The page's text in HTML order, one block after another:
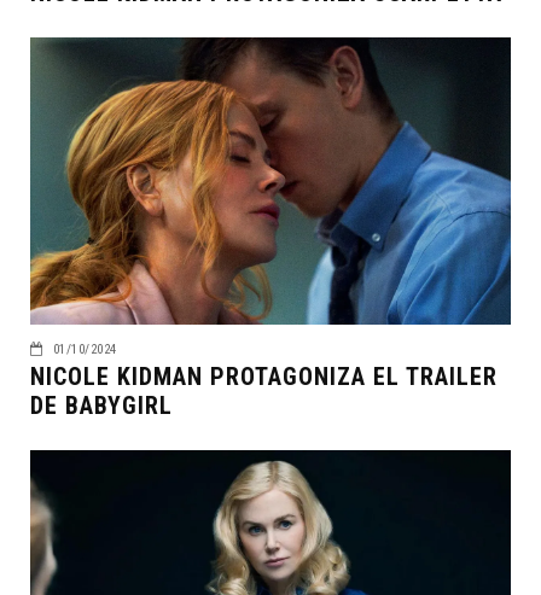
01/10/2024
NICOLE KIDMAN PROTAGONIZA EL TRAILER
DE BABYGIRL